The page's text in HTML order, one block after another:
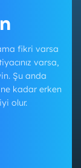
fikri varsa
varsa,
Şu anda
kadar erken
olur.